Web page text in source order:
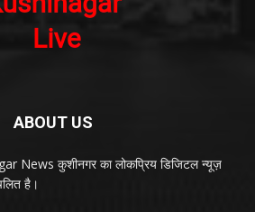
ABOUT US
News कुशीनगर का लोकप्रिय डिजिटल न्यूज़
है।